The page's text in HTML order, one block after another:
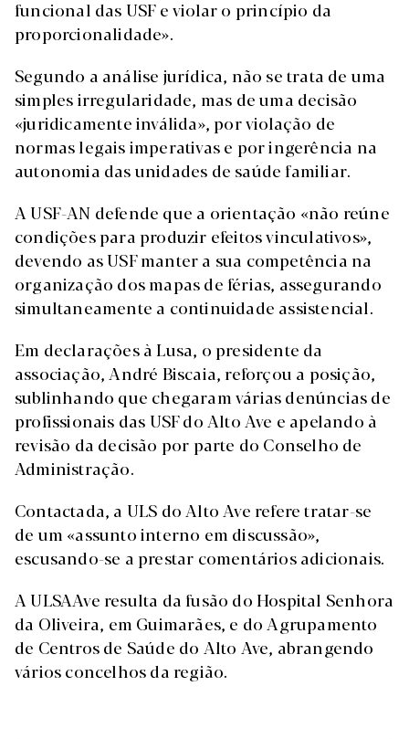
funcional das USF e violar o princípio da
proporcionalidade».
Segundo a análise jurídica, não se trata de uma
simples irregularidade, mas de uma decisão
«juridicamente inválida», por violação de
normas legais imperativas e por ingerência na
autonomia das unidades de saúde familiar.
A USF-AN defende que a orientação «não reúne
condições para produzir efeitos vinculativos»,
devendo as USF manter a sua competência na
organização dos mapas de férias, assegurando
simultaneamente a continuidade assistencial.
Em declarações à Lusa, o presidente da
associação, André Biscaia, reforçou a posição,
sublinhando que chegaram várias denúncias de
profissionais das USF do Alto Ave e apelando à
revisão da decisão por parte do Conselho de
Administração.
Contactada, a ULS do Alto Ave refere tratar-se
de um «assunto interno em discussão»,
escusando-se a prestar comentários adicionais.
A ULSAAve resulta da fusão do Hospital Senhora
da Oliveira, em Guimarães, e do Agrupamento
de Centros de Saúde do Alto Ave, abrangendo
vários concelhos da região.